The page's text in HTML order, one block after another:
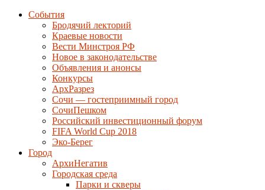
События
Бродячий лекторий
Краевые новости
Вести Минстроя РФ
Новое в законодательстве
Объявления и анонсы
Конкурсы
АрхРазрез
Сочи — гостеприимный город
СочиПешком
Российский инвестиционный форум
FIFA World Cup 2018
Эко-Берег
Город
АрхиНегатив
Городская среда
Парки и скверы